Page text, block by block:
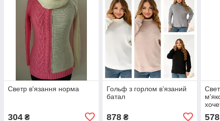
Светр в'язання норма
304 ₴
Гольф з горлом в’язаний
батал
878₴ 578